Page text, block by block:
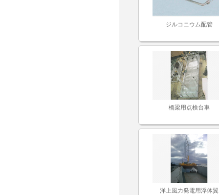
ジルコニウム配管
橋梁用点検台車
洋上風力発電用浮体翼